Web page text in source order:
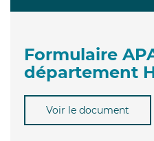
Formulaire
département
Voir le document